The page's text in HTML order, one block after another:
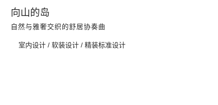
向山的岛
自然与雅奢交织的舒居协奏曲
室内设计 / 软装设计 / 精装标准设计